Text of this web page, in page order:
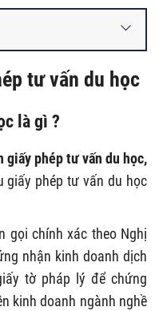
tư vấn du học
là gì ?
giấy phép tư vấn du học,
giấy phép tư vấn du học
gọi chính xác theo Nghị
nhận kinh doanh dịch
tờ pháp lý để chứng
kinh doanh ngành nghề